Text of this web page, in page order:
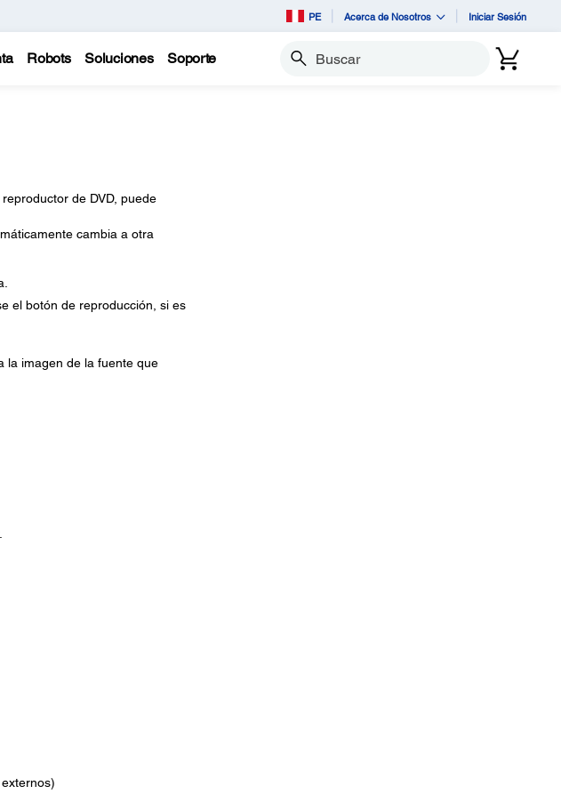
PE Acerca de Nosotros Iniciar Sesión
Robots Soluciones Soporte Buscar
de DVD, puede
cambia a otra
el botón de reproducción, si es
la imagen de la fuente que